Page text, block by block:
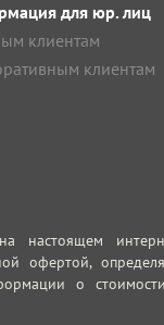
для юр. лиц
клиентам
клиентам
офертой,
о